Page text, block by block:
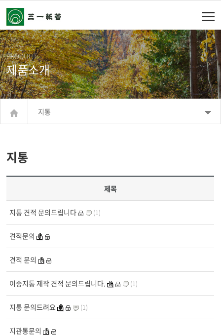
PRODUCT
제품소개
지통
지통
제목
지통 견적 문의드립니다 (1)
견적문의
견적 문의
이중지통 제작 견적 문의드립니다. (1)
지통 문의드려요 (1)
지관통문의